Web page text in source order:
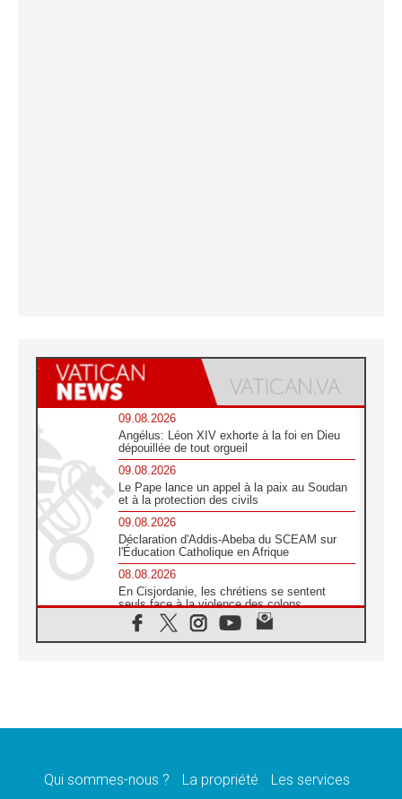
09.08.2026
Angélus: Léon XIV exhorte à la foi en Dieu
dépouillée de tout orgueil
09.08.2026
Le Pape lance un appel à la paix au Soudan
et à la protection des civils
09.08.2026
Déclaration d'Addis-Abeba du SCEAM sur
l'Éducation Catholique en Afrique
08.08.2026
En Cisjordanie, les chrétiens se sentent
seuls face à la violence des colons
08.08.2026
Léon XIV au sanctuaire de Notre Dame du
08.08.2026
08.08.2026
Qui sommes-nous ? La propriété Les services